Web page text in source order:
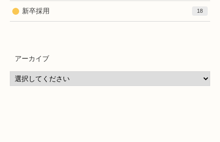
新卒採用 18
アーカイブ